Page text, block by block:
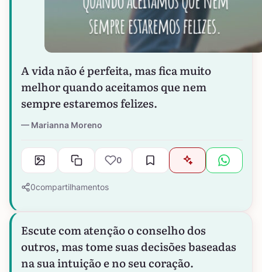
A vida não é perfeita, mas fica muito
melhor quando aceitamos que nem
sempre estaremos felizes.
Marianna Moreno
0
0compartilhamentos
Escute com atenção o conselho dos
outros, mas tome suas decisões baseadas
na sua intuição e no seu coração.